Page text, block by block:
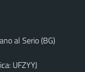
al Serio (BG)
UFZYYJ